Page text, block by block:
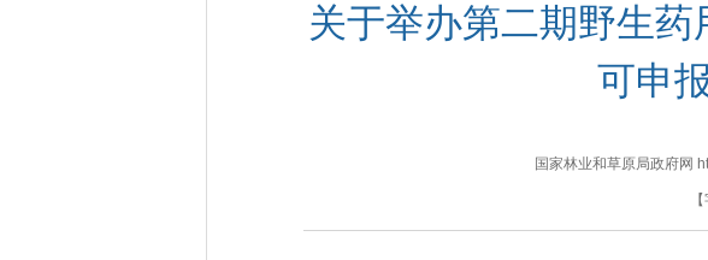
关于举办第二期野生
可申
国家林业和草原局政府网